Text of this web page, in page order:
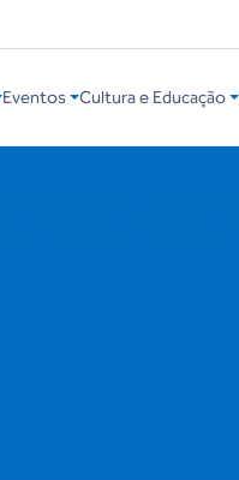
Eventos Cultura e Educação